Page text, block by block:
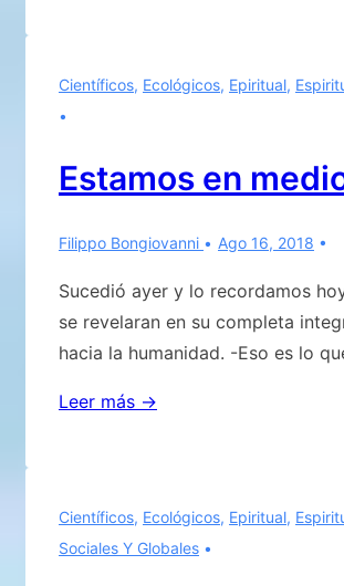
“NUBES”?
Científicos, Ecológicos, Epiritual,
Estamos en
Filippo Bongiovanni Ago 16, 2018
Sucedió ayer y lo recordamos
se revelaran en su completa
hacia la humanidad. -Eso es lo
Estamos
vosotros
y
Leer más →
Científicos, Ecológicos, Epiritual,
Sociales Y Globales